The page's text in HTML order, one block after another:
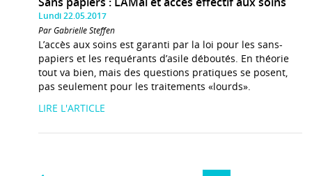
Lundi 22.05.2017
Par Gabrielle Steffen
L’accès aux soins est garanti par la loi pour les sans-
papiers et les requérants d’asile déboutés. En théorie
tout va bien, mais des questions pratiques se posent,
pas seulement pour les traitements «lourds».
LIRE L'ARTICLE